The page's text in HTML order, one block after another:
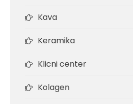
Kava
Keramika
Klicni center
Kolagen